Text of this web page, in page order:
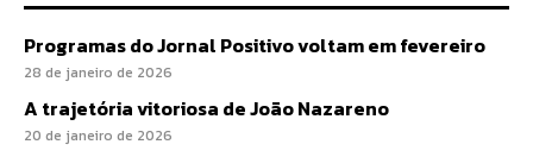
Programas do Jornal Positivo voltam em fevereiro
28 de janeiro de 2026
A trajetória vitoriosa de João Nazareno
20 de janeiro de 2026